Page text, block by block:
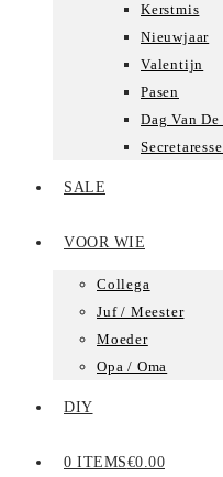
Kerstmis
Nieuwjaar
Valentijn
Pasen
Dag Van De
SALE
VOOR WIE
Collega
Juf / Meester
Moeder
Opa / Oma
DIY
0 ITEMS€0.00